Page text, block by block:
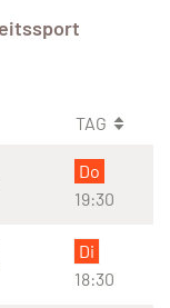
TAG
Do
19:30
Di
18:30